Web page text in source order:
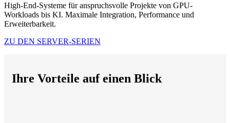
High-End-Systeme für anspruchsvolle Projekte von GPU-
Workloads bis KI. Maximale Integration, Performance und
Erweiterbarkeit.
ZU DEN SERVER-SERIEN
Ihre Vorteile auf einen Blick